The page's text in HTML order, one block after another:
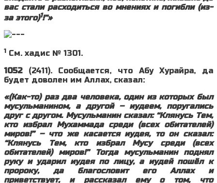
вас стали расходиться во мнениях и погибли (из-
за этого)1!”»
1 См. хадис № 1301.
1052(2411). Сообщается, что Абу Хурайра, да
будет доволен им Аллах, сказал:
«(Как-то) раз два человека, один из которых был
мусульманином, а другой – иудеем, поругались
друг с другом. Мусульманин сказал: “Клянусь Тем,
кто избрал Мухаммада среди (всех обитателей)
миров!” – что же касается иудея, то он сказал:
“Клянусь Тем, кто избрал Мусу среди (всех
обитателей) миров!” Тогда мусульманин поднял
руку и ударил иудея по лицу, а иудей пошёл к
пророку, да благословит его Аллах и
приветствует, и рассказал ему о том, что